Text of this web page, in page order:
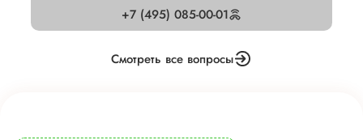
+7 (495) 085-00-01
Смотреть все вопросы